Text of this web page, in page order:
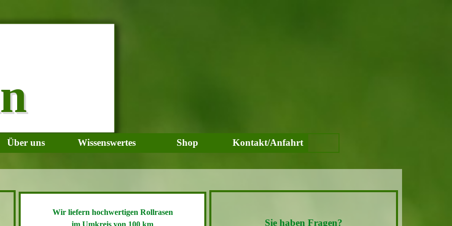
Menü überspringen
▼
Über uns ▼
Wissenswertes Shop Kontakt/Anfahrt
Sie haben Fragen?
Wir liefern hochwertigen Rollrasen
im Umkreis von 100 km